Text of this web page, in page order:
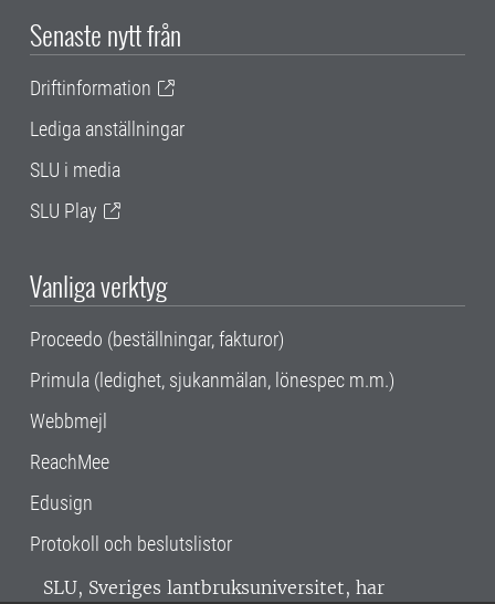
Senaste nytt från
Driftinformation
Lediga anställningar
SLU i media
SLU Play
Vanliga verktyg
Proceedo (beställningar, fakturor)
Primula (ledighet, sjukanmälan, lönespec m.m.)
Webbmejl
ReachMee
Edusign
Protokoll och beslutslistor
SLU, Sveriges lantbruksuniversitet, har